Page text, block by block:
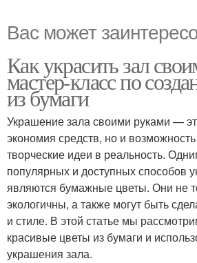
Вас может
Как украсить зал
мастер-класс по
из бумаги
Украшение зала своими руками —
экономия средств, но и
творческие идеи в реальность.
популярных и доступных способов
являются бумажные цветы. Они не
экологичны, а также могут быть
и стиле. В этой статье мы
красивые цветы из бумаги и
украшения зала.